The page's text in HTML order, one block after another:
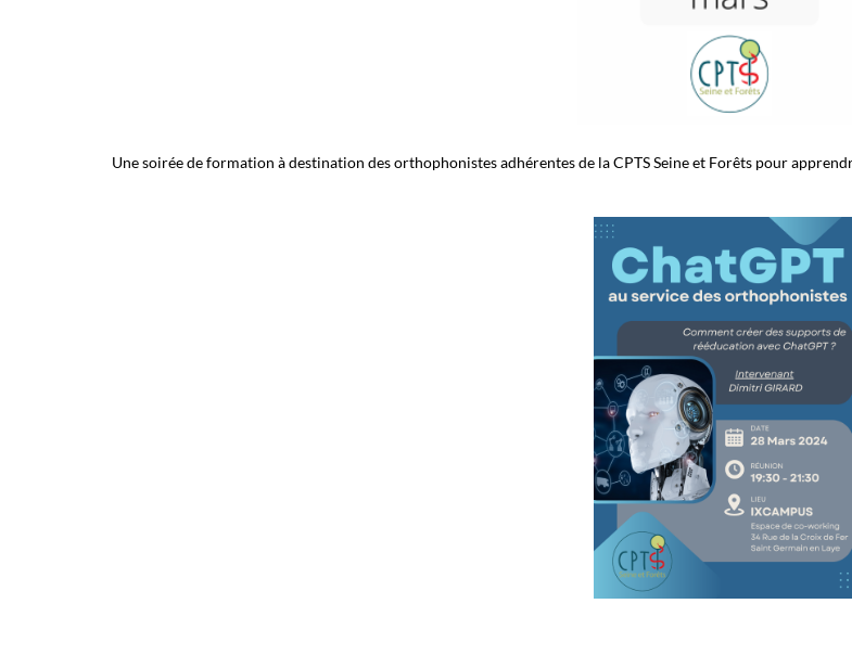
Une soirée de formation à destination des orthophonistes adhérentes de la CPTS Seine et Forêts pour